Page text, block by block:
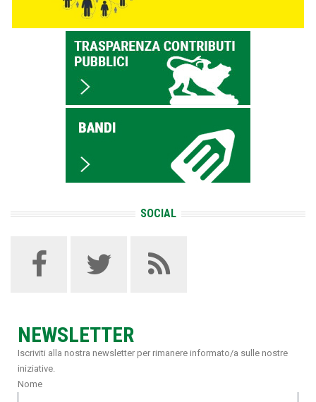
SOCIAL
NEWSLETTER
Iscriviti alla nostra newsletter per rimanere informato/a sulle nostre
iniziative.
Nome